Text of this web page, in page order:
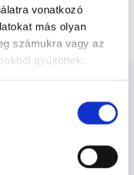
vonatkozó
más olyan
számukra vagy az
gyűjtöttek.
info/foglaljorvost-